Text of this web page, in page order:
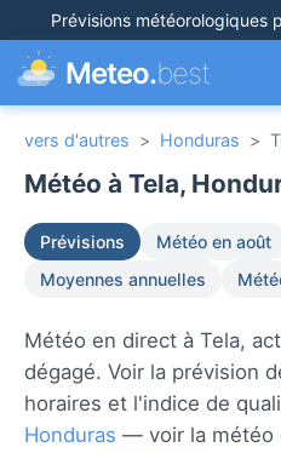
Prévisions météorologiques
Meteo.best
vers d'autres > Honduras >
Météo à Tela,
Prévisions Météo en août
Moyennes annuelles
Météo en direct à Tela,
dégagé. Voir la prévision
horaires et l'indice de
Honduras — voir la météo